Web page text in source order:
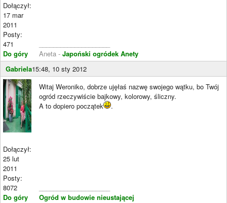
Dołączył:
17 mar
2011
Posty:
471
Do góry
Aneta - Japoński ogródek Anety
Gabriela15:48, 10 sty 2012
Dołączył:
25 lut
2011
Posty:
8072
Do góry
Witaj Weroniko, dobrze ujęłaś nazwę swojego wątku, bo Twój
ogród rzeczywiście bajkowy, kolorowy, śliczny.
A to dopiero początek
.
Ogród w budowie nieustającej